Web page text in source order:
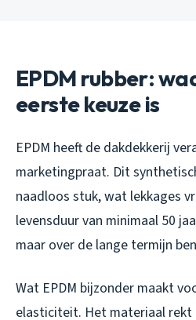
EPDM rubber:
eerste keuze is
EPDM heeft de dakdekkerij
marketingpraat. Dit
naadloos stuk, wat lekkages
levensduur van minimaal 50
maar over de lange termijn
Wat EPDM bijzonder maakt
elasticiteit. Het materiaal